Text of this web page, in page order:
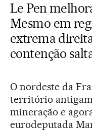
Le Pen
Mesmo em
extrema
contenção
O nordeste da
território
mineração e
eurodeputada